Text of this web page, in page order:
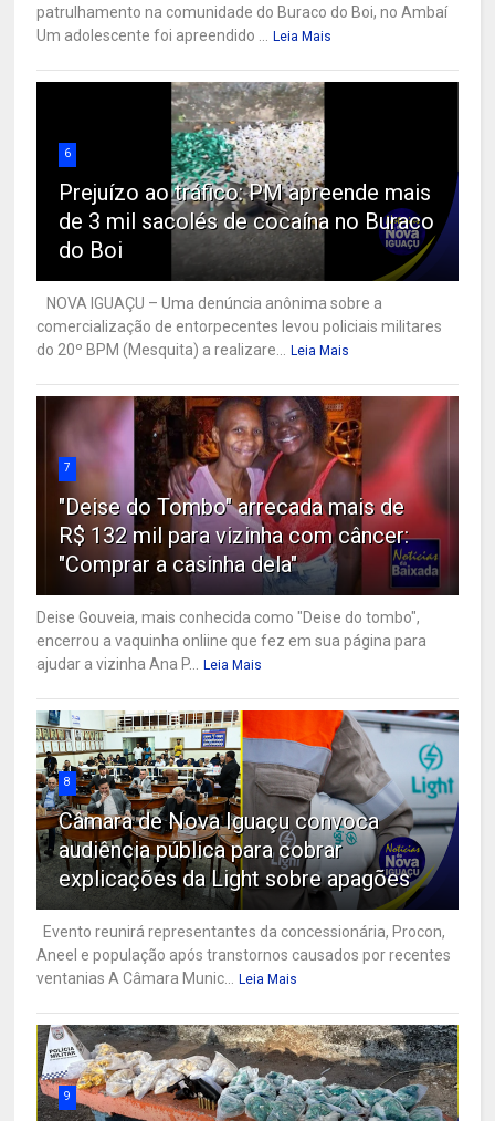
patrulhamento na comunidade do Buraco do Boi, no Ambaí
Um adolescente foi apreendido ... Leia Mais
6
Prejuízo ao tráfico: PM apreende mais
de 3 mil sacolés de cocaína no Buraco
do Boi
NOVA IGUAÇU – Uma denúncia anônima sobre a
comercialização de entorpecentes levou policiais militares
do 20º BPM (Mesquita) a realizare... Leia Mais
7
"Deise do Tombo" arrecada mais de
R$ 132 mil para vizinha com câncer:
"Comprar a casinha dela"
Deise Gouveia, mais conhecida como "Deise do tombo",
encerrou a vaquinha onliine que fez em sua página para
ajudar a vizinha Ana P... Leia Mais
8
Câmara de Nova Iguaçu convoca
audiência pública para cobrar
explicações da Light sobre apagões
Evento reunirá representantes da concessionária, Procon,
Aneel e população após transtornos causados por recentes
ventanias A Câmara Munic... Leia Mais
9